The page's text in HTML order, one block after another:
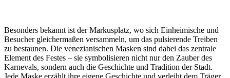
Besonders bekannt ist der Markusplatz, wo sich Einheimische und
Besucher gleichermaßen versammeln, um das pulsierende Treiben
zu bestaunen. Die venezianischen Masken sind dabei das zentrale
Element des Festes – sie symbolisieren nicht nur den Zauber des
Karnevals, sondern auch die Geschichte und Tradition der Stadt.
Jede Maske erzählt ihre eigene Geschichte und verleiht dem Träger